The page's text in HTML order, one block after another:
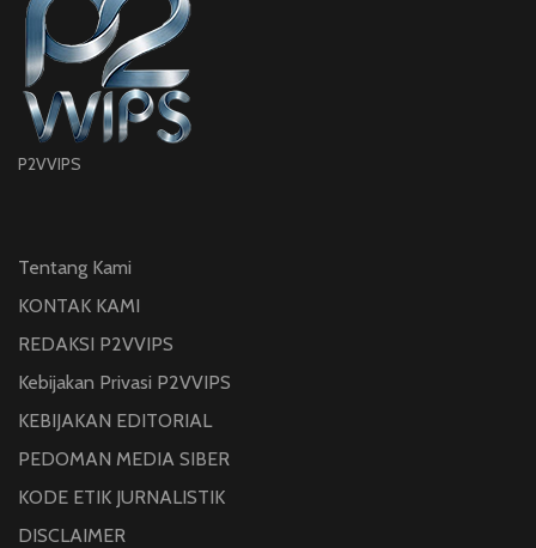
P2VVIPS
Tentang Kami
KONTAK KAMI
REDAKSI P2VVIPS
Kebijakan Privasi P2VVIPS
KEBIJAKAN EDITORIAL
PEDOMAN MEDIA SIBER
KODE ETIK JURNALISTIK
DISCLAIMER